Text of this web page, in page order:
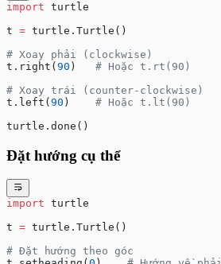
import turtle
t = turtle.Turtle()
# Xoay phải (clockwise)
t.right( 90 ) # Hoặc t.rt(90)
# Xoay trái (counter-clockwise)
t.left( 90 ) # Hoặc t.lt(90)
turtle.done()
Đặt hướng cụ thể
import turtle
t = turtle.Turtle()
# Đặt hướng theo góc